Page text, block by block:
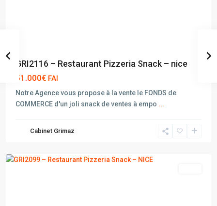
GRI2116 – Restaurant Pizzeria Snack – nice
51.000€ FAI
Notre Agence vous propose à la vente le FONDS de
COMMERCE d'un joli snack de ventes à empo ...
Cabinet Grimaz